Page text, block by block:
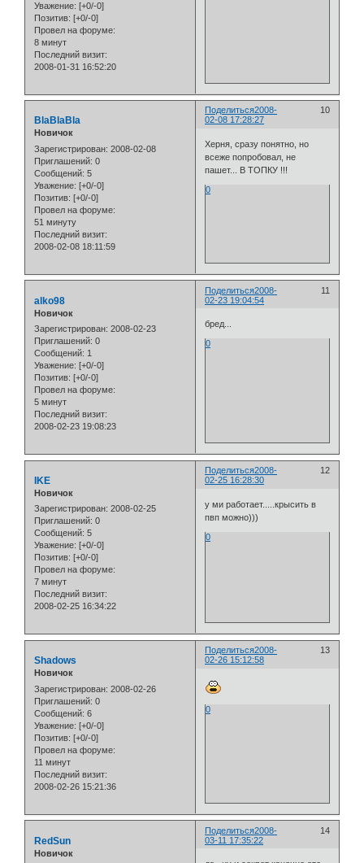
Уважение: [+0/-0]
Позитив: [+0/-0]
Провел на форуме:
8 минут
Последний визит:
2008-01-31 16:52:20
Поделиться 10
2008-
02-08 17:28:27
BlaBlaBla
Новичок
Зарегистрирован: 2008-02-08
Приглашений: 0
Сообщений: 5
Уважение: [+0/-0]
Позитив: [+0/-0]
Провел на форуме:
51 минуту
Последний визит:
2008-02-08 18:11:59
Херня, сразу понятно, но
всеже попробовал, не
пашет... В ТОПКУ !!!
0
Поделиться 11
2008-
02-23 19:04:54
alko98
Новичок
Зарегистрирован: 2008-02-23
Приглашений: 0
Сообщений: 1
Уважение: [+0/-0]
Позитив: [+0/-0]
Провел на форуме:
5 минут
Последний визит:
2008-02-23 19:08:23
бред...
0
Поделиться 12
2008-
02-25 16:28:30
IKE
Новичок
Зарегистрирован: 2008-02-25
Приглашений: 0
Сообщений: 5
Уважение: [+0/-0]
Позитив: [+0/-0]
Провел на форуме:
7 минут
Последний визит:
2008-02-25 16:34:22
у ми работает.....крысить в
пвп можно)))
0
Поделиться 13
2008-
02-26 15:12:58
Shadows
Новичок
Зарегистрирован: 2008-02-26
Приглашений: 0
Сообщений: 6
Уважение: [+0/-0]
Позитив: [+0/-0]
Провел на форуме:
11 минут
Последний визит:
2008-02-26 15:21:36
0
Поделиться 14
2008-
03-11 17:35:22
RedSun
Новичок